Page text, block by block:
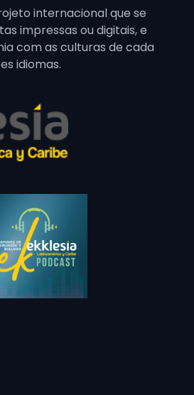
internacional que se
impressas ou digitais, e
com as culturas de cada
idiomas.